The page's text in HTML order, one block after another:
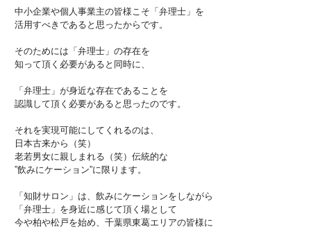
中小企業や個人事業主の皆様こそ「弁理士」を
活用すべきであると思ったからです。
そのためには「弁理士」の存在を
知って頂く必要があると同時に、
「弁理士」が身近な存在であることを
認識して頂く必要があると思ったのです。
それを実現可能にしてくれるのは、
日本古来から（笑）
老若男女に親しまれる（笑）伝統的な
”飲みにケーション”に限ります。
「知財サロン」は、飲みにケーションをしながら
「弁理士」を身近に感じて頂く場として
今や柏や松戸を始め、千葉県東葛エリアの皆様に